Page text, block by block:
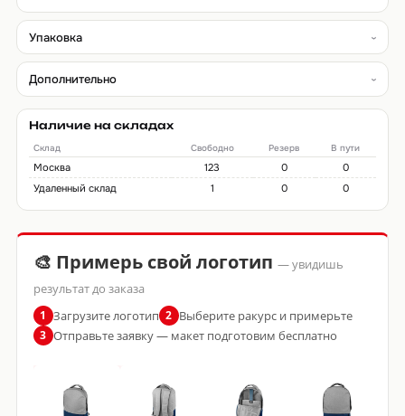
Упаковка
Дополнительно
Наличие на складах
Склад Свободно Резерв В пути
Москва 123 0
0
Удаленный склад
1 0 0
🎨 Примерь свой логотип — увидишь
результат до заказа
1 Загрузите логотип 2 Выберите ракурс и примерьте
3 Отправьте заявку — макет подготовим бесплатно